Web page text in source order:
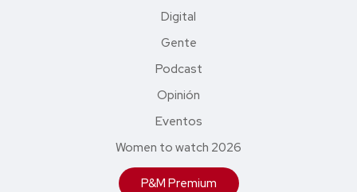
Digital
Gente
Podcast
Opinión
Eventos
Women to watch 2026
P&M Premium